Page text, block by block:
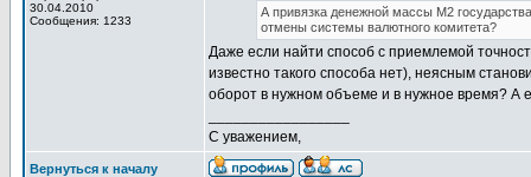
30.04.2010
Сообщения: 1233
А привязка денежной массы М2
отмены системы валютного комитета?
Даже если найти способ с приемлемой
известно такого способа нет), неясным
оборот в нужном объеме и в нужное время? А
С уважением,
Вернуться к началу